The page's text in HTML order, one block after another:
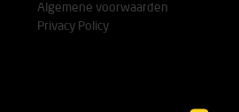
Algemene voorwaarden
Privacy Policy